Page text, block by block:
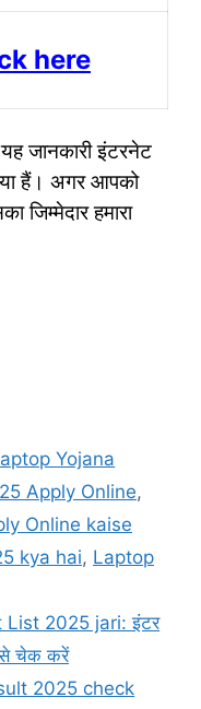
here
यह जानकारी इंटरनेट
हैं। अगर आपको
जिम्मेदार हमारा
Yojana
Apply Online,
Online kaise
kya hai, Laptop
2025 jari: इंटर
से चेक करें
2025 check